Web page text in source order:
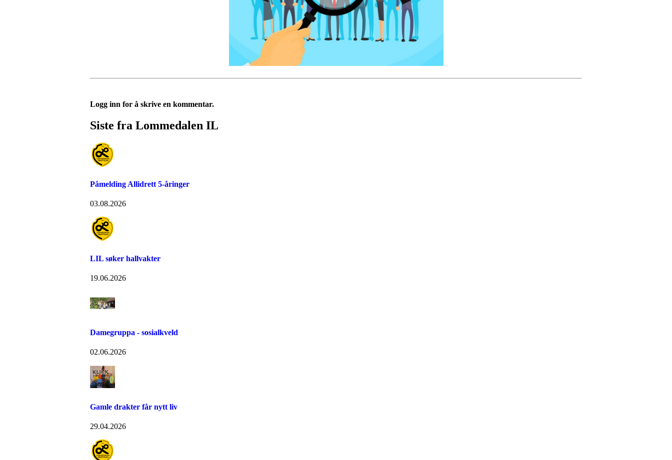
Logg inn for å skrive en kommentar.
Siste fra Lommedalen IL
Påmelding Allidrett 5-åringer
03.08.2026
LIL søker hallvakter
19.06.2026
Damegruppa - sosialkveld
02.06.2026
Gamle drakter får nytt liv
29.04.2026